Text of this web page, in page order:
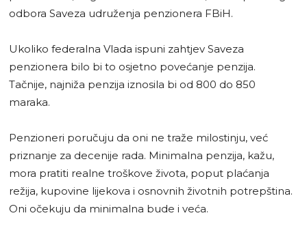
odbora Saveza udruženja penzionera FBiH.
Ukoliko federalna Vlada ispuni zahtjev Saveza
penzionera bilo bi to osjetno povećanje penzija.
Tačnije, najniža penzija iznosila bi od 800 do 850
maraka.
Penzioneri poručuju da oni ne traže milostinju, već
priznanje za decenije rada. Minimalna penzija, kažu,
mora pratiti realne troškove života, poput plaćanja
režija, kupovine lijekova i osnovnih životnih potrepština.
Oni očekuju da minimalna bude i veća.